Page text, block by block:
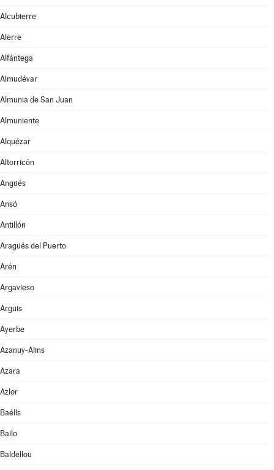
Alcubierre
Alerre
Alfántega
Almudévar
Almunia de San Juan
Almuniente
Alquézar
Altorricón
Angüés
Ansó
Antillón
Aragüés del Puerto
Arén
Argavieso
Arguis
Ayerbe
Azanuy-Alins
Azara
Azlor
Baélls
Bailo
Baldellou